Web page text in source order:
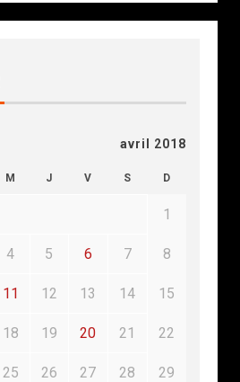
avril 2018
M J V S D
1
4 5 6 7 8
11 12 13 14 15
18 19 20 21 22
25 26 27 28 29